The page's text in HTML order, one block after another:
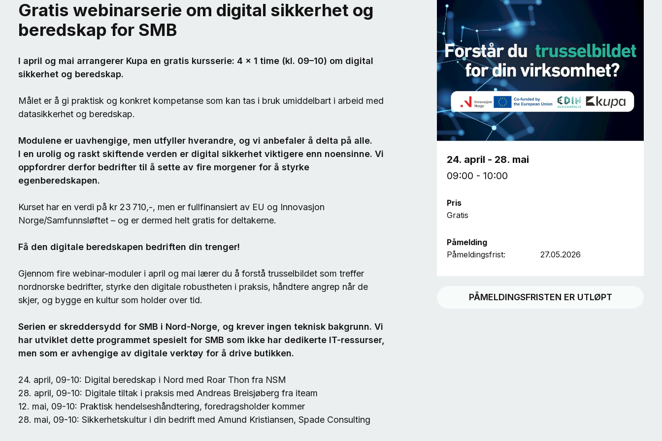
24. april - 28. mai
09:00 - 10:00
Pris
Gratis
Påmelding
Påmeldingsfrist:
27.05.2026
PÅMELDINGSFRISTEN ER UTLØPT
Gratis webinarserie om digital sikkerhet og
beredskap for SMB
I april og mai arrangerer Kupa en gratis kursserie: 4 x 1 time (kl. 09–10) om digital
sikkerhet og beredskap.
Målet er å gi praktisk og konkret kompetanse som kan tas i bruk umiddelbart i arbeid med
datasikkerhet og beredskap.
Modulene er uavhengige, men utfyller hverandre, og vi anbefaler å delta på alle.
I en urolig og raskt skiftende verden er digital sikkerhet viktigere enn noensinne. Vi
oppfordrer derfor bedrifter til å sette av fire morgener for å styrke
egenberedskapen.
Kurset har en verdi på kr 23 710,-, men er fullfinansiert av EU og Innovasjon
Norge/Samfunnsløftet – og er dermed helt gratis for deltakerne.
Få den digitale beredskapen bedriften din trenger!
Gjennom fire webinar-moduler i april og mai lærer du å forstå trusselbildet som treffer
nordnorske bedrifter, styrke den digitale robustheten i praksis, håndtere angrep når de
skjer, og bygge en kultur som holder over tid.
Serien er skreddersydd for SMB i Nord-Norge, og krever ingen teknisk bakgrunn. Vi
har utviklet dette programmet spesielt for SMB som ikke har dedikerte IT-ressurser,
men som er avhengige av digitale verktøy for å drive butikken.
24. april, 09-10: Digital beredskap i Nord med Roar Thon fra NSM
28. april, 09-10: Digitale tiltak i praksis med Andreas Breisjøberg fra iteam
12. mai, 09-10: Praktisk hendelseshåndtering, foredragsholder kommer
28. mai, 09-10: Sikkerhetskultur i din bedrift med Amund Kristiansen, Spade Consulting